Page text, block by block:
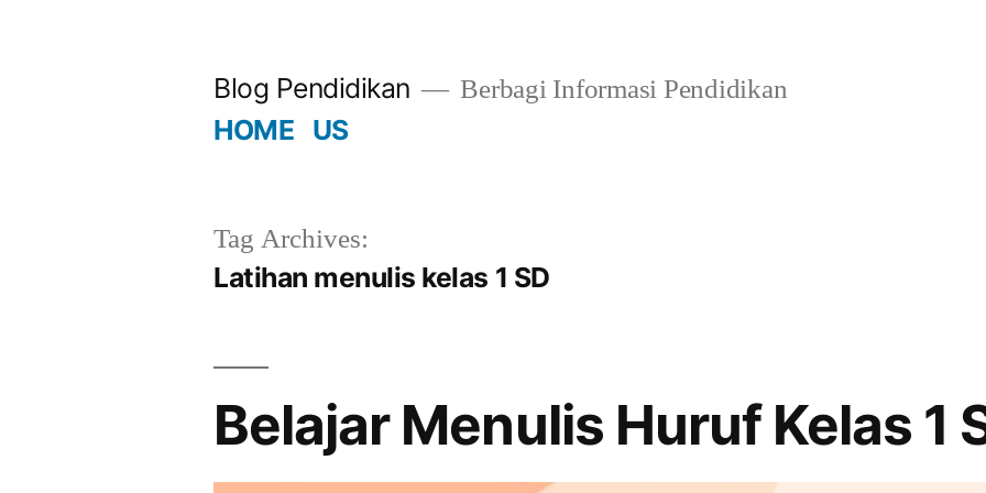
Blog Pendidikan Berbagi Informasi Pendidikan
HOME US
Tag Archives:
Latihan menulis kelas 1 SD
Belajar Menulis Huruf Kelas 1